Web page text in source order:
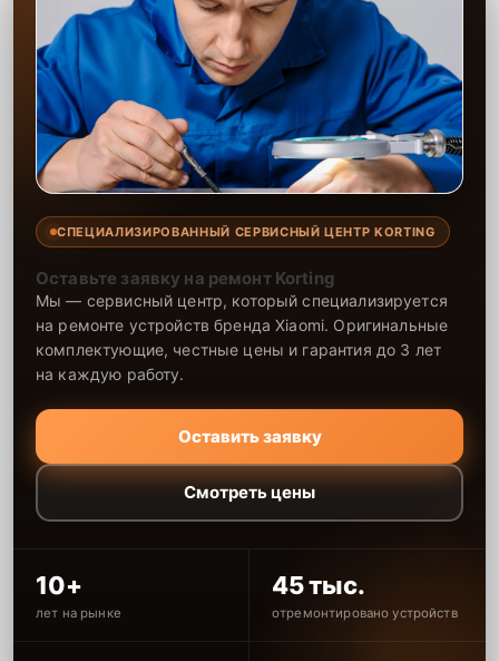
СПЕЦИАЛИЗИРОВАННЫЙ СЕРВИСНЫЙ ЦЕНТР KORTING
Оставьте заявку на ремонт Korting
Мы — сервисный центр, который специализируется
на ремонте устройств бренда Xiaomi. Оригинальные
комплектующие, честные цены и гарантия до 3 лет
на каждую работу.
Оставить заявку
Смотреть цены
10+
лет на рынке
45 тыс.
отремонтировано устройств